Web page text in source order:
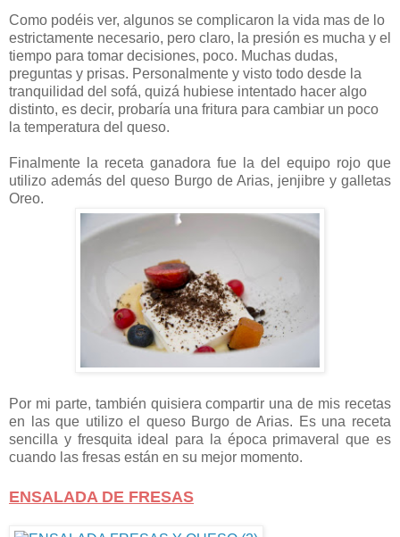
Como podéis ver, algunos se complicaron la vida mas de lo
estrictamente necesario, pero claro, la presión es mucha y el
tiempo para tomar decisiones, poco. Muchas dudas,
preguntas y prisas. Personalmente y visto todo desde la
tranquilidad del sofá, quizá hubiese intentado hacer algo
distinto, es decir, probaría una fritura para cambiar un poco
la temperatura del queso.
Finalmente la receta ganadora fue la del equipo rojo que
utilizo además del queso Burgo de Arias, jenjibre y galletas
Oreo.
Por mi parte, también quisiera compartir una de mis recetas
en las que utilizo el queso Burgo de Arias. Es una receta
sencilla y fresquita ideal para la época primaveral que es
cuando las fresas están en su mejor momento.
ENSALADA DE FRESAS